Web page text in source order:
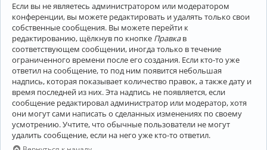
Если вы не являетесь администратором или модератором
конференции, вы можете редактировать и удалять только свои
собственные сообщения. Вы можете перейти к
редактированию, щёлкнув по кнопке Правкав
соответствующем сообщении, иногда только в течение
ограниченного времени после его создания. Если кто-то уже
ответил на сообщение, то под ним появится небольшая
надпись, которая показывает количество правок, а также дату и
время последней из них. Эта надпись не появляется, если
сообщение редактировал администратор или модератор, хотя
они могут сами написать о сделанных изменениях по своему
усмотрению. Учтите, что обычные пользователи не могут
удалить сообщение, если на него уже кто-то ответил.